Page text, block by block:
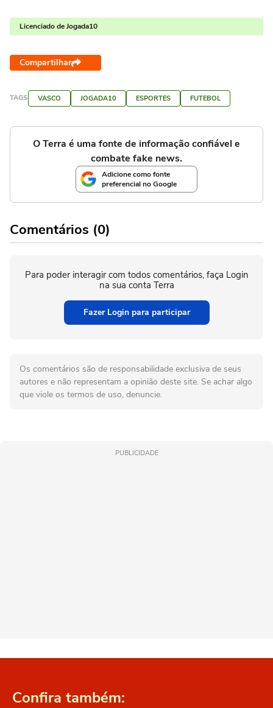
Licenciado de Jogada10
Compartilhar
TAGS VASCO JOGADA10 ESPORTES FUTEBOL
O Terra é uma fonte de informação confiável e
combate fake news.
Adicione como fonte
preferencial no Google
Comentários (0)
Para poder interagir com todos comentários, faça Login
na sua conta Terra
Fazer Login para participar
Os comentários são de responsabilidade exclusiva de seus
autores e não representam a opinião deste site. Se achar algo
que viole os termos de uso, denuncie.
PUBLICIDADE
Confira também: